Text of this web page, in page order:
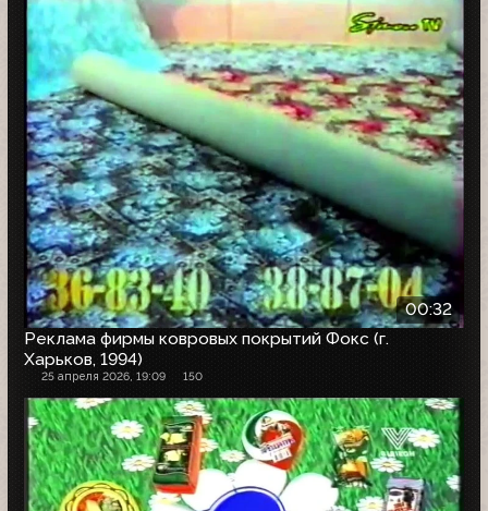
00:32
Реклама фирмы ковровых покрытий Фокс (г.
Харьков, 1994)
25 апреля 2026, 19:09 150